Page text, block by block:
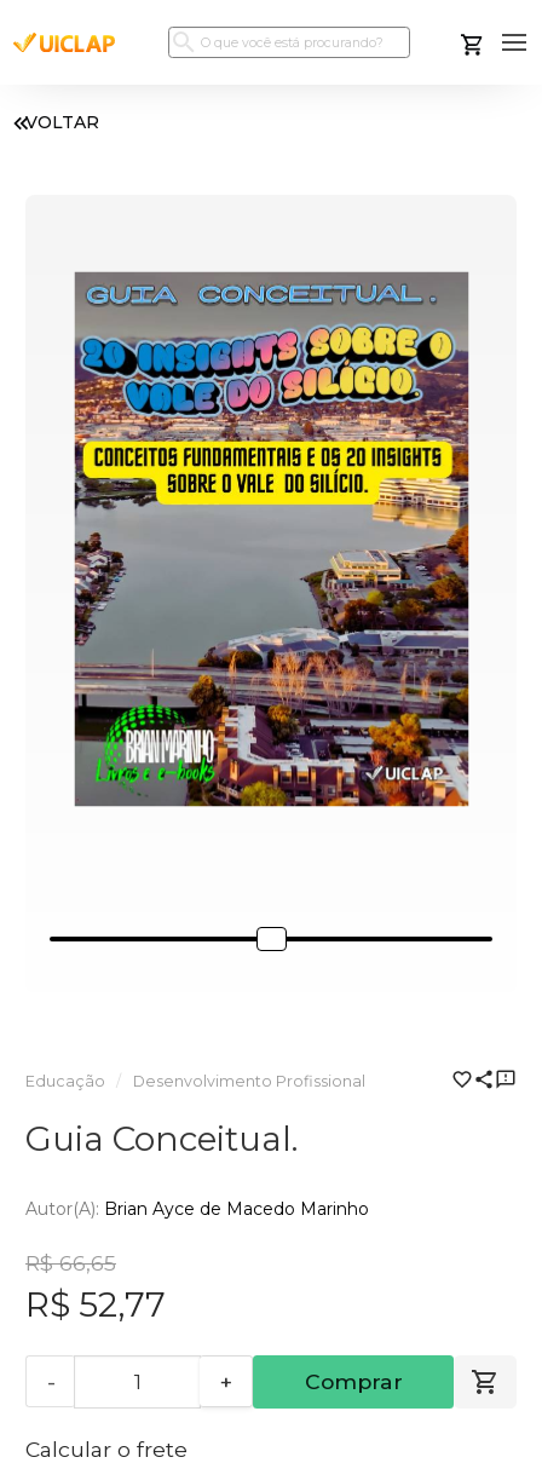
VOLTAR
Educação Desenvolvimento Profissional
Guia Conceitual.
Autor(a): Brian Ayce de Macedo Marinho
R$ 66,65
R$ 52,77
- + Comprar
Calcular o frete